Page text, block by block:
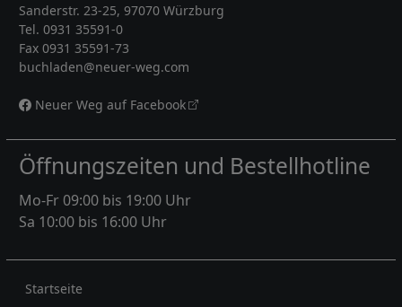
Sanderstr. 23-25, 97070 Würzburg
Tel. 0931 35591-0
Fax 0931 35591-73
buchladen@neuer-weg.com
Neuer Weg auf Facebook
Öffnungszeiten und Bestellhotline
Mo-Fr 09:00 bis 19:00 Uhr
Sa 10:00 bis 16:00 Uhr
Rechtliches
Startseite